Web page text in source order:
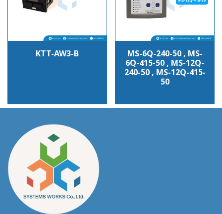
KTT-AW3-B MS-6Q-240-50 , MS-
6Q-415-50 , MS-12Q-
240-50 , MS-12Q-415-
50